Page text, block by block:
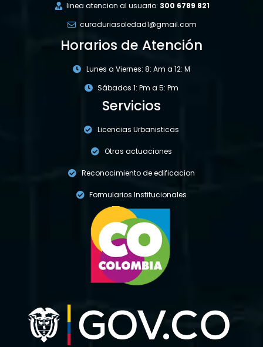
linea atencion al usuario: 300 6789 821
curaduriasoledad1@gmail.com
Horarios de Atención
Lunes a Viernes: 8: Am a 12: M
Sábados 1: Pm a 5: Pm
Servicios
Licencias Urbanisticas
Otras actuaciones
Reconocimiento de edificacion
Formularios Institucionales